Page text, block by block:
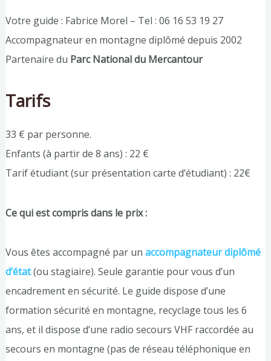
Votre guide : Fabrice Morel – Tel : 06 16 53 19 27
Accompagnateur en montagne diplômé depuis 2002
Partenaire du Parc National du Mercantour
Tarifs
33 € par personne.
Enfants (à partir de 8 ans) : 22 €
Tarif étudiant (sur présentation carte d’étudiant) : 22€
Ce qui est compris dans le prix :
Vous êtes accompagné par un accompagnateur diplômé
d’état(ou stagiaire). Seule garantie pour vous d’un
encadrement en sécurité. Le guide dispose d’une
formation sécurité en montagne, recyclage tous les 6
ans, et il dispose d’une radio secours VHF raccordée au
secours en montagne (pas de réseau téléphonique en